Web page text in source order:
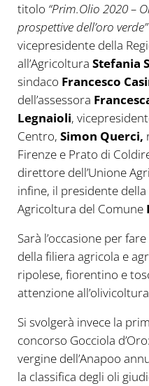
titolo “Prim.Olio 2020 –
prospettive dell’oro verde”
vicepresidente della
all’Agricoltura Stefania
sindaco Francesco
dell’assessora
Legnaioli,
Centro, Simon Querci,
Firenze e Prato di
direttore dell’Unione
infine, il presidente
Agricoltura del Comune
Sarà l’occasione per
della filiera agricola e
ripolese, fiorentino e
attenzione
Si svolgerà invece la
concorso Gocciola
vergine dell’Anapoo
la classifica degli oli